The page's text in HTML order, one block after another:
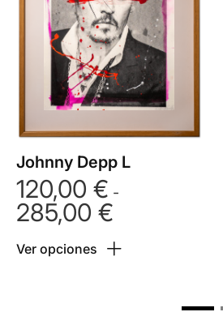
Johnny Depp L
120,00 € -
285,00 €Rango
precios:
Ver opciones